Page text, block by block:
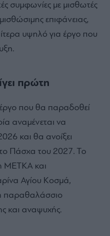
συμφωνίες με μισθωτές
επιφάνειας,
υψηλό για έργο που
πρώτη
που θα παραδοθεί
αναμένεται να
και θα ανοίξει
το Πάσχα του 2027. Το
METKA και
Αγίου Κοσμά,
παραθαλάσσιο
και αναψυχής.